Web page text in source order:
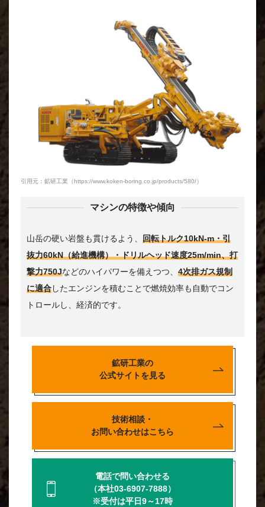
引用元：鉱研工業（https://www.koken-boring.co.jp/products/580/）
マシンの特徴や傾向
山岳の硬い岩盤も貫けるよう、 回転トルク10kN-m・引
抜力60kN（給進機構）・ドリルヘッド速度25m/min、打
撃力750Jなどのハイパワーを備えつつ、 4次排ガス規制
に適合したエンジンを積むことで燃焼効率も自動でコン
トロールし、経済的です。
鉱研工業の
公式サイトを見る
技術相談・
お問い合わせはこちら
電話で問い合わせる
（本社03-6907-7888）
※受付は平日9～17時